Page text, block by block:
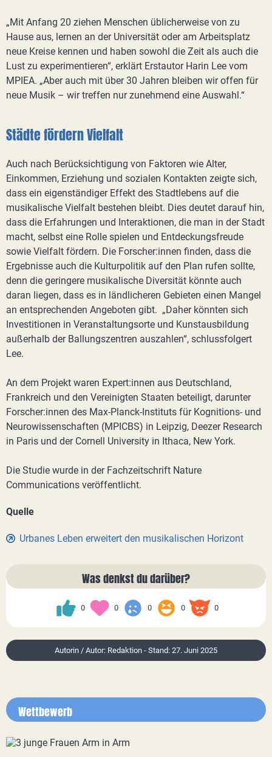
„Mit Anfang 20 ziehen Menschen üblicherweise von zu
Hause aus, lernen an der Universität oder am Arbeitsplatz
neue Kreise kennen und haben sowohl die Zeit als auch die
Lust zu experimentieren“, erklärt Erstautor Harin Lee vom
MPIEA. „Aber auch mit über 30 Jahren bleiben wir offen für
neue Musik – wir treffen nur zunehmend eine Auswahl.“
Städte fördern Vielfalt
Auch nach Berücksichtigung von Faktoren wie Alter,
Einkommen, Erziehung und sozialen Kontakten zeigte sich,
dass ein eigenständiger Effekt des Stadtlebens auf die
musikalische Vielfalt bestehen bleibt. Dies deutet darauf hin,
dass die Erfahrungen und Interaktionen, die man in der Stadt
macht, selbst eine Rolle spielen und Entdeckungsfreude
sowie Vielfalt fördern. Die Forscher:innen finden, dass die
Ergebnisse auch die Kulturpolitik auf den Plan rufen sollte,
denn die geringere musikalische Diversität könnte auch
daran liegen, dass es in ländlicheren Gebieten einen Mangel
an entsprechenden Angeboten gibt. „Daher könnten sich
Investitionen in Veranstaltungsorte und Kunstausbildung
außerhalb der Ballungszentren auszahlen“, schlussfolgert
Lee.
An dem Projekt waren Expert:innen aus Deutschland,
Frankreich und den Vereinigten Staaten beteiligt, darunter
Forscher:innen des Max-Planck-Instituts für Kognitions- und
Neurowissenschaften (MPICBS) in Leipzig, Deezer Research
in Paris und der Cornell University in Ithaca, New York.
Die Studie wurde in der Fachzeitschrift Nature
Communications veröffentlicht.
Quelle
Urbanes Leben erweitert den musikalischen Horizont
Was denkst du darüber?
0 0 0 0 0
Autorin / Autor: Redaktion - Stand: 27. Juni 2025
Wettbewerb